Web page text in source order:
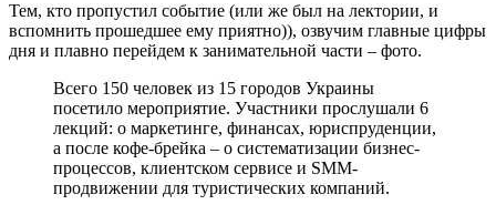
Тем, кто пропустил событие (или же был на лектории, и
вспомнить прошедшее ему приятно)), озвучим главные цифры
дня и плавно перейдем к занимательной части – фото.
Всего 150 человек из 15 городов Украины
посетило мероприятие. Участники прослушали 6
лекций: о маркетинге, финансах, юриспруденции,
а после кофе-брейка – о систематизации бизнес-
процессов, клиентском сервисе и SMM-
продвижении для туристических компаний.